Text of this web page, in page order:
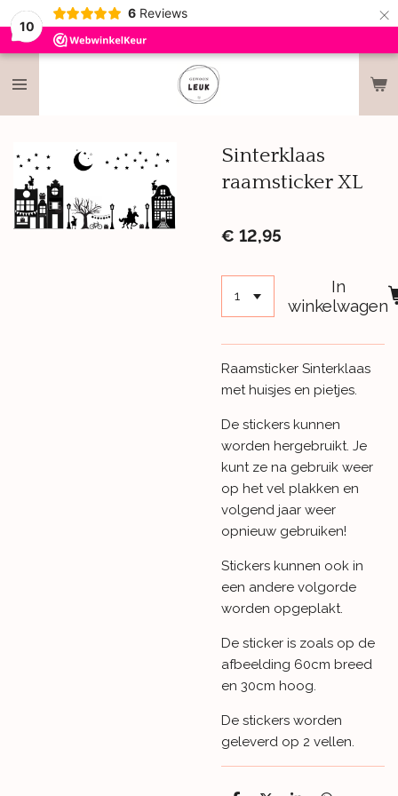
10
6 Reviews ×
Sinterklaas
raamsticker XL
€ 12,95
In
winkelwagen
Raamsticker Sinterklaas
met huisjes en pietjes.
De stickers kunnen
worden hergebruikt. Je
kunt ze na gebruik weer
op het vel plakken en
volgend jaar weer
opnieuw gebruiken!
Stickers kunnen ook in
een andere volgorde
worden opgeplakt.
De sticker is zoals op de
afbeelding 60cm breed
en 30cm hoog.
De stickers worden
geleverd op 2 vellen.